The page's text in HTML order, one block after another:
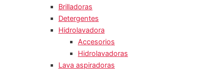
Brilladoras
Detergentes
Hidrolavadora
Accesorios
Hidrolavadoras
Lava aspiradoras